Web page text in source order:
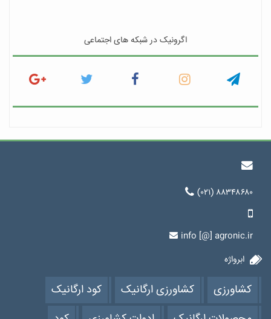
اگرونیک در شبکه های اجتماعی
(۰۲۱) ۸۸۳۴۸۶۸۰
info [@] agronic.ir
ابرواژه
کشاورزی کشاورزی ارگانیک
کود ارگانیک